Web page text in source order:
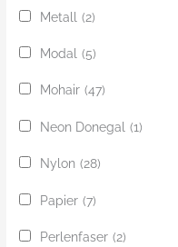
Metall (2)
Modal (5)
Mohair (47)
Neon Donegal (1)
Nylon (28)
Papier (7)
Perlenfaser (2)